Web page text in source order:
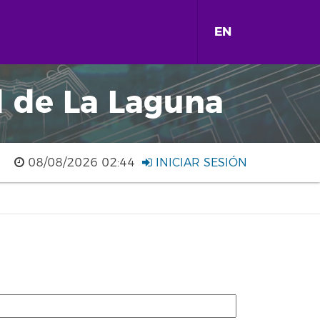
EN
La Laguna
08/08/2026 02:44 INICIAR SESIÓN